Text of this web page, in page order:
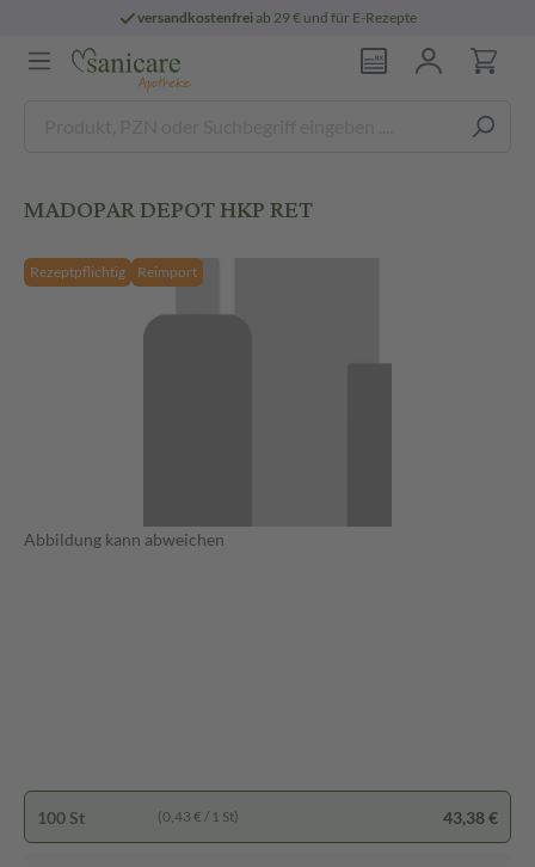
versandkostenfreiab 29 € und für E-Rezepte
MADOPAR DEPOT HKP RET
Rezeptpflichtig Reimport
Abbildung kann abweichen
100 St (0,43 € / 1 St) 43,38 €